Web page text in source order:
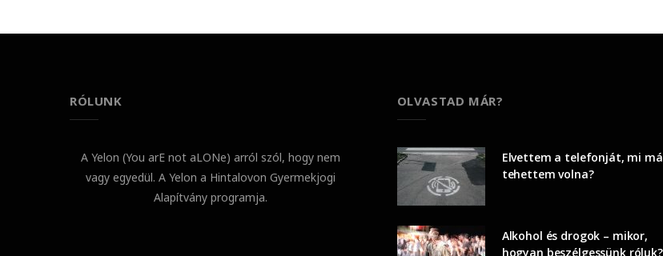
RÓLUNK
A Yelon (You arE not aLONe) arról szól, hogy nem
vagy egyedül. A Yelon a Hintalovon Gyermekjogi
Alapítvány programja.
OLVASTAD MÁR?
Elvettem a telefonját, mi
tehettem volna?
Alkohol és drogok – mikor,
hogyan beszélgessünk róluk?